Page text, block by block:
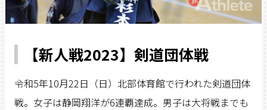
【新人戦2023】剣道団体戦
令和5年10月22日（日）北部体育館で行われた剣道団体
戦。女子は静岡翔洋が6連覇達成。男子は大将戦までも